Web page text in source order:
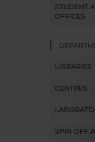
STUDENT
OFFICES
LIBRARIES
CENTRES
SPIN OFF